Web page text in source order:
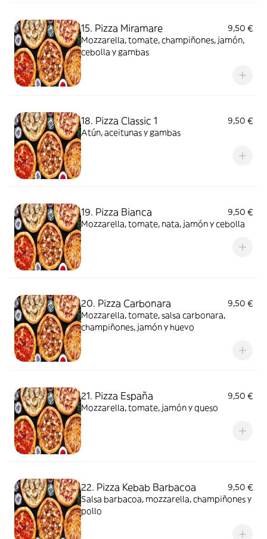
15. Pizza Miramare
9,50 €
Mozzarella, tomate, champiñones, jamón,
cebolla y gambas
18. Pizza Classic 1
9,50 €
Atún, aceitunas y gambas
19. Pizza Bianca
9,50 €
Mozzarella, tomate, nata, jamón y cebolla
20. Pizza Carbonara
9,50 €
Mozzarella, tomate, salsa carbonara,
champiñones, jamón y huevo
21. Pizza España
9,50 €
Mozzarella, tomate, jamón y queso
22. Pizza Kebab Barbacoa
9,50 €
Salsa barbacoa, mozzarella, champiñones y
pollo